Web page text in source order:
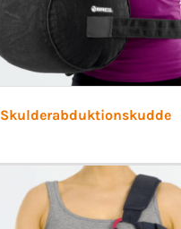
Skulderabduktionskudde